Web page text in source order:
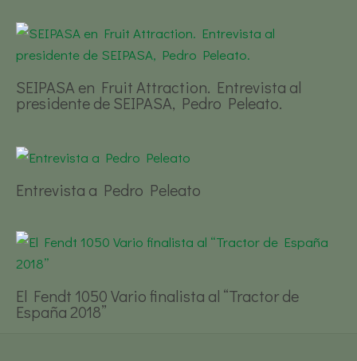
SEIPASA en Fruit Attraction. Entrevista al
presidente de SEIPASA, Pedro Peleato.
Entrevista a Pedro Peleato
El Fendt 1050 Vario finalista al “Tractor de
España 2018”